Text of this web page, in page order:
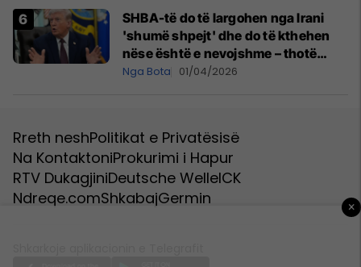
SHBA-të do të largohen nga Irani
'shumë shpejt' dhe do të kthehen
nëse është e nevojshme – thotë
Trump
Nga Bota 01/04/2026
Rreth neshPolitikat e Privatësisë
Na KontaktoniProkurimi i Hapur
RTV DukagjiniDeutsche WelleICK
Ndreqe.comShkabajGermin ×